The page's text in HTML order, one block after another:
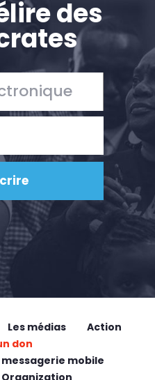
Courts
fête
don
des
Les médias
Action
don
mobile